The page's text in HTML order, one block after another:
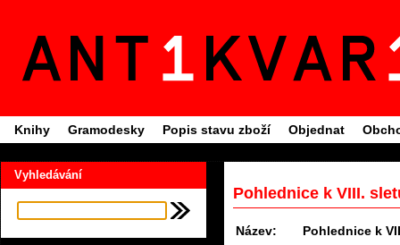
Knihy Gramodesky Popis stavu zboží Objednat
Vyhledávání
Pohlednice k VIII.
Název:
Pohlednice k